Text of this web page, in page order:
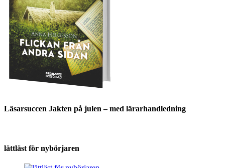
Läsarsuccen Jakten på julen – med lärarhandledning
lättläst för nybörjaren